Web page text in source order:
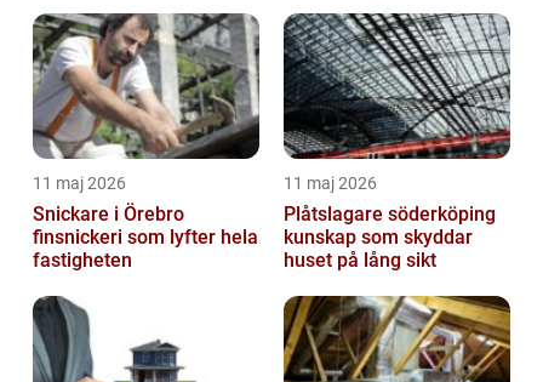
11 maj 2026
Snickare i Örebro
finsnickeri som lyfter hela
fastigheten
11 maj 2026
Plåtslagare söderköping
kunskap som skyddar
huset på lång sikt